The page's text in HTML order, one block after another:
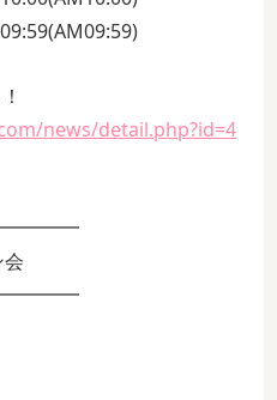
news/detail.php?id=4